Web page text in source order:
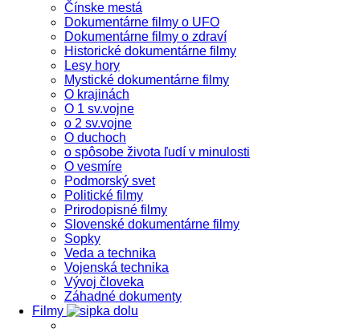
Čínske mestá
Dokumentárne filmy o UFO
Dokumentárne filmy o zdraví
Historické dokumentárne filmy
Lesy hory
Mystické dokumentárne filmy
O krajinách
O 1 sv.vojne
o 2 sv.vojne
O duchoch
o spôsobe života ľudí v minulosti
O vesmíre
Podmorský svet
Politické filmy
Prirodopisné filmy
Slovenské dokumentárne filmy
Sopky
Veda a technika
Vojenská technika
Vývoj človeka
Záhadné dokumenty
Filmy